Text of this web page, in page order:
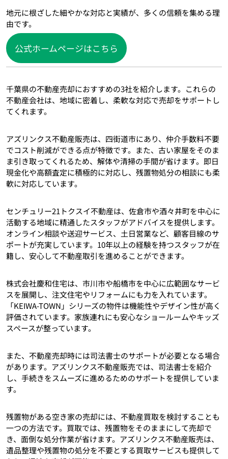
地元に根ざした細やかな対応と実績が、多くの信頼を集める理
由です。
公式ホームページはこちら
千葉県の不動産売却におすすめの3社を紹介します。これらの
不動産会社は、地域に密着し、柔軟な対応で売却をサポートし
てくれます。
アズリンクス不動産販売は、四街道市にあり、仲介手数料不要
でコスト削減ができる点が特徴です。また、古い家屋をそのま
ま引き取ってくれるため、解体や清掃の手間が省けます。即日
現金化や高額査定に積極的に対応し、残置物処分の相談にも柔
軟に対応しています。
センチュリー21トクスイ不動産は、佐倉市や酒々井町を中心に
活動する地域に精通したスタッフがアドバイスを提供します。
オンライン相談や送迎サービス、土日営業など、顧客目線のサ
ポートが充実しています。10年以上の経験を持つスタッフが在
籍し、安心して不動産取引を進めることができます。
株式会社慶和住宅は、市川市や船橋市を中心に広範囲なサービ
スを展開し、注文住宅やリフォームにも力を入れています。
「KEIWA-TOWN」シリーズの物件は機能性やデザイン性が高く
評価されています。家族連れにも安心なショールームやキッズ
スペースが整っています。
また、不動産売却時には司法書士のサポートが必要となる場合
があります。アズリンクス不動産販売では、司法書士を紹介
し、手続きをスムーズに進めるためのサポートを提供していま
す。
残置物がある空き家の売却には、不動産買取を検討することも
一つの方法です。買取では、残置物をそのままにして売却で
き、面倒な処分作業が省けます。アズリンクス不動産販売は、
遺品整理や残置物の処分を不要とする買取サービスも提供して